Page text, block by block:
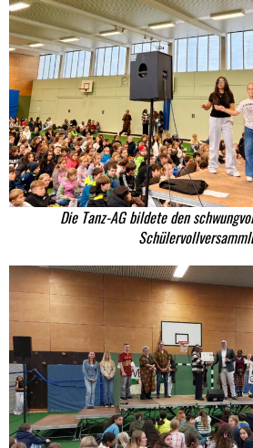
Die Tanz-AG bildete den